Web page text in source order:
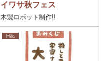
イワサ秋フェス
木製ロボット制作!!
日記